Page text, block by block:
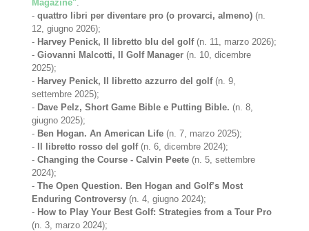
Magazine"
-quattro libri per diventare pro (o provarci, almeno) (n.
12, giugno 2026);
- Harvey Penick, Il libretto blu del golf(n. 11, marzo 2026);
-Giovanni Malcotti, Il Golf Manager (n. 10, dicembre
2025);
- Harvey Penick, Il libretto azzurro del golf(n. 9,
settembre 2025);
- Dave Pelz, Short Game Bible e Putting Bible.(n. 8,
giugno 2025);
- Ben Hogan. An American Life (n. 7, marzo 2025);
-
Il libretto rosso del golf(n. 6, dicembre 2024);
-Changing the Course - Calvin Peete (n. 5, settembre
2024);
-The Open Question. Ben Hogan and Golf’s Most
Enduring Controversy (n. 4, giugno 2024);
- How to Play Your Best Golf: Strategies from a Tour Pro
(n. 3, marzo 2024);